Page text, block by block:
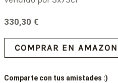
330,30 €
COMPRAR EN AMAZON
Comparte con tus amistades :)